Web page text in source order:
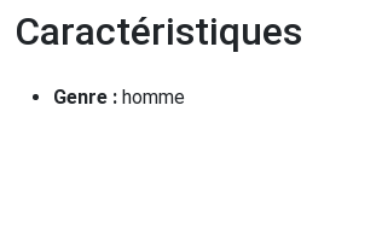
Caractéristiques
Genre : homme